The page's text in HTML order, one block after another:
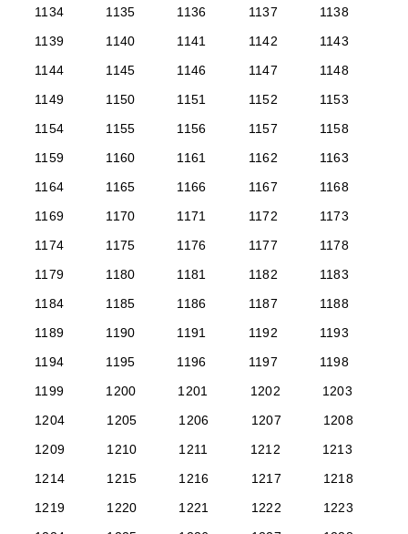
1134
1135 1136 1137
1138
1139
1140 1141 1142
1143
1144
1145 1146 1147
1148
1149
1150 1151 1152
1153
1154
1155 1156 1157
1158
1159
1160 1161 1162
1163
1164
1165 1166 1167
1168
1169
1170 1171 1172
1173
1174
1175 1176 1177
1178
1179
1180 1181 1182
1183
1184
1185 1186 1187
1188
1189
1190 1191 1192
1193
1194
1195 1196 1197
1198
1199
1200 1201 1202
1203
1204
1205 1206 1207
1208
1209
1210 1211 1212
1213
1214
1215 1216 1217
1218
1219
1220 1221 1222
1223